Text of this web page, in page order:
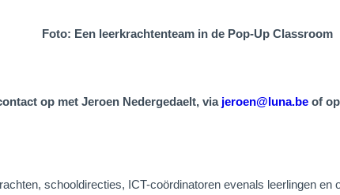
Foto: Een leerkrachtenteam in de Pop-Up Classroom
op met Jeroen Nedergedaelt, via jeroen@luna.be of
schooldirecties, ICT-coördinatoren evenals leerlingen